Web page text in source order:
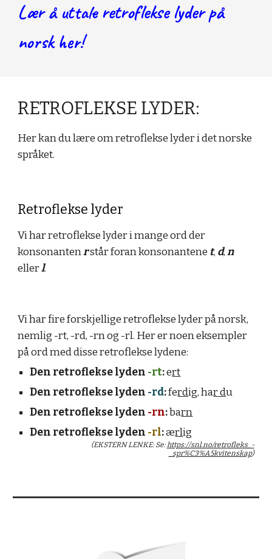
Lær å uttale retroflekse lyder på
norsk her!
RETROFLEKSE LYDER:
Her kan du lære om retroflekse lyder i det norske
språket.
Retroflekse lyder
Vi har retroflekse lyder i mange ord der
konsonanten r står foran konsonantene t, d, n
eller l.
Vi har fire forskjellige retroflekse lyder på norsk,
nemlig -rt, -rd, -rn og -rl. Her er noen eksempler
på ord med disse retroflekse lydene:
Den retroflekse lyden -rt:ert
Den retroflekse lyden -rd: ferdig, har du
Den retroflekse lyden -rn: barn
Den retroflekse lyden -rl: ærlig
(EKSTERN LENKE: Se: https://snl.no/retrofleks_-
_spr%C3%A5kvitenskap)